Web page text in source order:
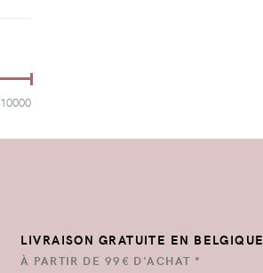
10000
LIVRAISON GRATUITE EN BELGIQUE
À PARTIR DE 99€ D'ACHAT *